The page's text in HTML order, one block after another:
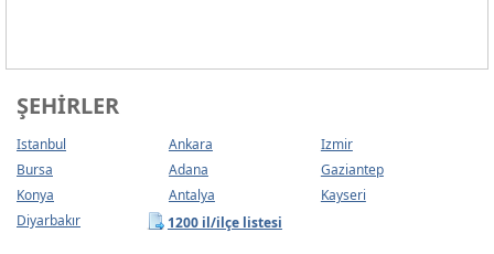
ŞEHIRLER
Istanbul Ankara
Izmir
Bursa
Adana
Gaziantep
Konya
Antalya
Kayseri
Diyarbakır
1200 il/ilçe listesi